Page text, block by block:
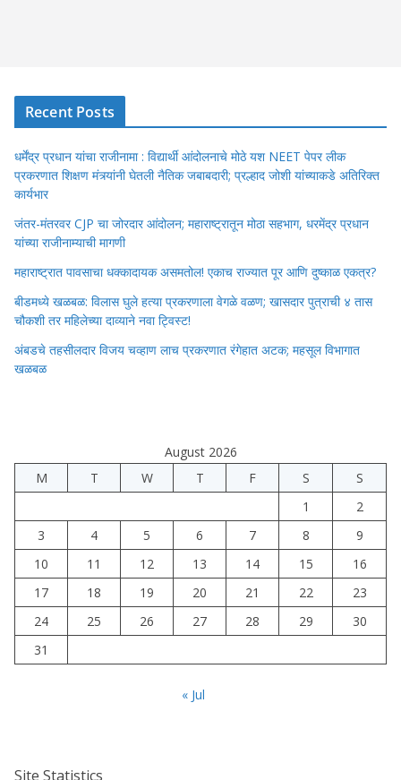
Recent Posts
धर्मेंद्र प्रधान यांचा राजीनामा : विद्यार्थी आंदोलनाचे मोठे यश NEET पेपर लीक
प्रकरणात शिक्षण मंत्र्यांनी घेतली नैतिक जबाबदारी; प्रल्हाद जोशी यांच्याकडे अतिरिक्त
कार्यभार
जंतर-मंतरवर CJP चा जोरदार आंदोलन; महाराष्ट्रातून मोठा सहभाग, धरमेंद्र प्रधान
यांच्या राजीनाम्याची मागणी
महाराष्ट्रात पावसाचा धक्कादायक असमतोल! एकाच राज्यात पूर आणि दुष्काळ एकत्र?
बीडमध्ये खळबळ: विलास घुले हत्या प्रकरणाला वेगळे वळण; खासदार पुत्राची ४ तास
चौकशी तर महिलेच्या दाव्याने नवा ट्विस्ट!
अंबडचे तहसीलदार विजय चव्हाण लाच प्रकरणात रंगेहात अटक; महसूल विभागात
खळबळ
August 2026
M
T W T F S
S
1
2
3
4 5 6 7 8
9
10
11 12 13 14 15
16
17
18 19 20 21 22
23
24
25 26 27 28 29
30
31
« Jul
Site Statistics